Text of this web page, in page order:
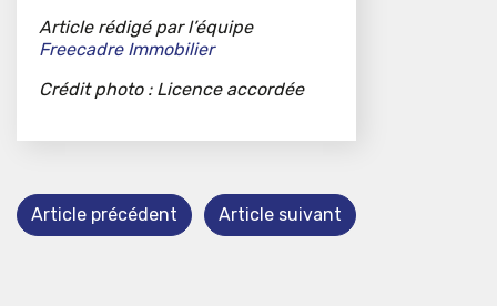
Article rédigé par l’équipe
Freecadre Immobilier
Crédit photo : Licence accordée
Article précédent Article suivant